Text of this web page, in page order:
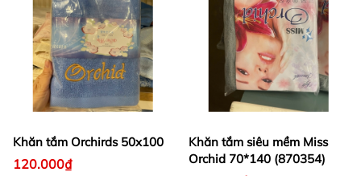
Khăn tắm Orchirds 50x100
120.000₫
Khăn tắm siêu mềm Miss
Orchid 70*140 (870354)